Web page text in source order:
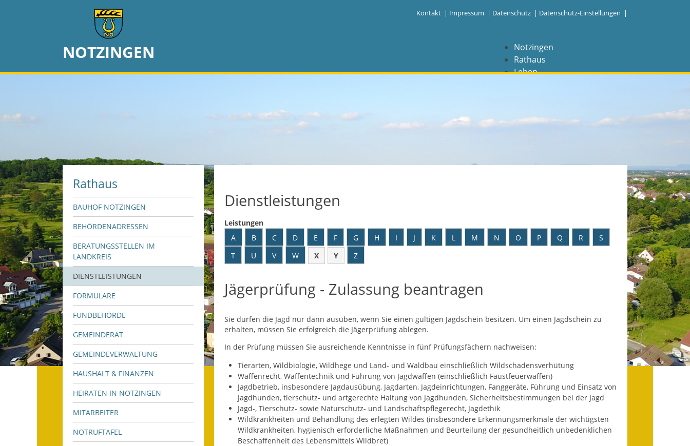
Kontakt | Impressum | Datenschutz | Datenschutz-Einstellungen |
NOTZINGEN
Notzingen
Rathaus
Leben
NAVIGATION
Datenschutz
Geschichte und
Was die Alten noch
wussten!
Wagner-Werkstatt
Informationsbroschüre
Lärmaktionsplan
Rathaus
BAUHOF NOTZINGEN
BEHÖRDENADRESSEN
BERATUNGSSTELLEN IM
LANDKREIS
DIENSTLEISTUNGEN
FORMULARE
FUNDBEHÖRDE
GEMEINDERAT
GEMEINDEVERWALTUNG
HAUSHALT & FINANZEN
HEIRATEN IN NOTZINGEN
MITARBEITER
NOTRUFTAFEL
Dienstleistungen
Leistungen
A
B C D E F G H I J K L M N O P Q R
S
T
U V W X Y Z
Jägerprüfung - Zulassung beantragen
Sie dürfen die Jagd nur dann ausüben, wenn Sie einen gültigen Jagdschein besitzen. Um einen Jagdschein zu
erhalten, müssen Sie erfolgreich die Jägerprüfung ablegen.
In der Prüfung müssen Sie ausreichende Kenntnisse in fünf Prüfungsfächern nachweisen:
Tierarten, Wildbiologie, Wildhege und Land- und Waldbau einschließlich Wildschadensverhütung
Waffenrecht, Waffentechnik und Führung von Jagdwaffen (einschließlich Faustfeuerwaffen)
Jagdbetrieb, insbesondere Jagdausübung, Jagdarten, Jagdeinrichtungen, Fanggeräte, Führung und Einsatz von
Jagdhunden, tierschutz- und artgerechte Haltung von Jagdhunden, Sicherheitsbestimmungen bei der Jagd
Jagd-, Tierschutz- sowie Naturschutz- und Landschaftspflegerecht, Jagdethik
Wildkrankheiten und Behandlung des erlegten Wildes (insbesondere Erkennungsmerkmale der wichtigsten
Wildkrankheiten, hygienisch erforderliche Maßnahmen und Beurteilung der gesundheitlich unbedenklichen
Beschaffenheit des Lebensmittels Wildbret)